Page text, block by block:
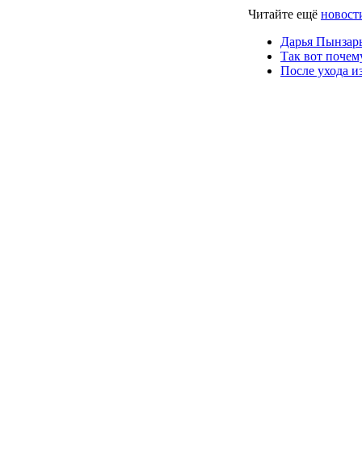
Читайте ещё
Дарья
Так вот
После ухода